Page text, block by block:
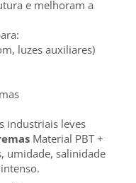
e melhoram a
luzes auxiliares)
industriais leves
Material PBT +
umidade, salinidade